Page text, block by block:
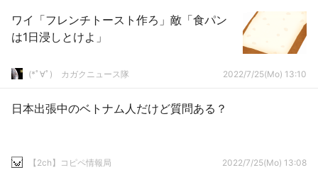
ワイ「フレンチトースト作ろ」敵「食パン
は1日浸しとけよ」
(*ﾟ∀ﾟ)ゞカガクニュース隊 2022/7/25(Mo) 13:10
日本出張中のベトナム人だけど質問ある？
【2ch】コピペ情報局 2022/7/25(Mo) 13:08